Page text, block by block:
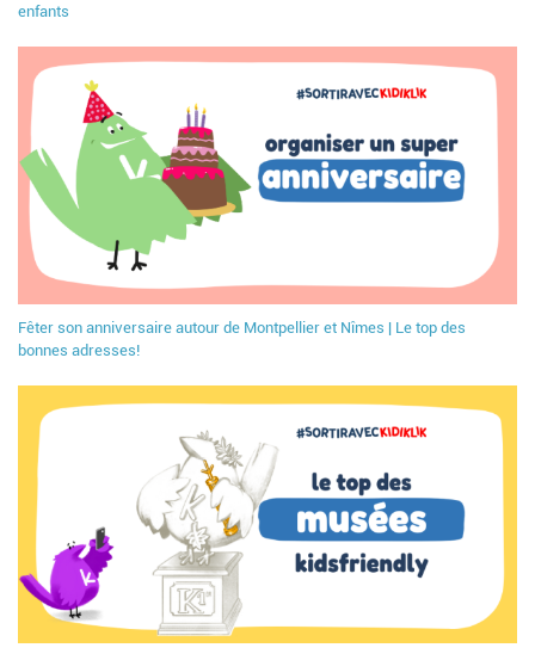
enfants
Fêter son anniversaire autour de Montpellier et Nîmes | Le top des
bonnes adresses!